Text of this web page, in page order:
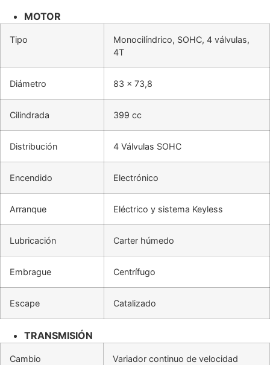
MOTOR
Tipo
Monocilíndrico, SOHC, 4 válvulas,
4T
Diámetro 83 x 73,8
Cilindrada 399 cc
Distribución 4 Válvulas SOHC
Encendido Electrónico
Arranque Eléctrico y sistema Keyless
Lubricación Carter húmedo
Embrague Centrífugo
Escape Catalizado
TRANSMISIÓN
Cambio
Variador continuo de velocidad